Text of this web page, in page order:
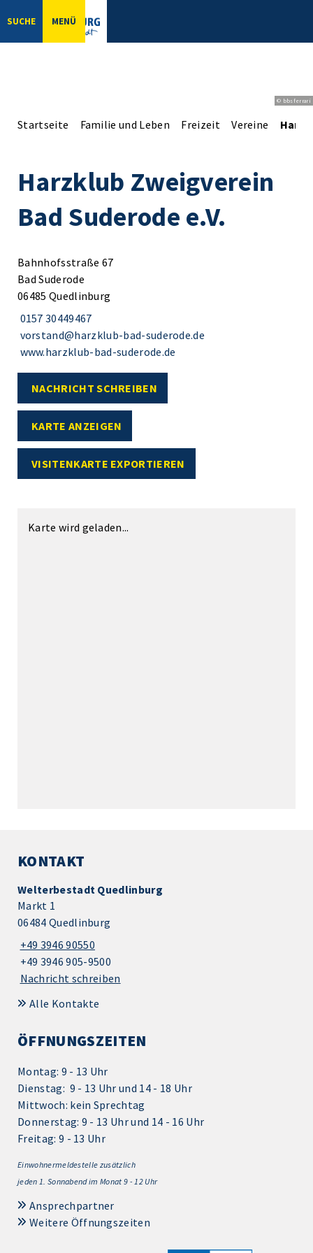
SUCHE MENÜ
© bbsferrari
Startseite Familie und Leben Freizeit Vereine
Harzklub Zweigverein
Bad Suderode e.V.
Bahnhofsstraße 67
Bad Suderode
06485 Quedlinburg
0157 30449467
vorstand@harzklub-bad-suderode.de
www.harzklub-bad-suderode.de
NACHRICHT SCHREIBEN
KARTE ANZEIGEN
VISITENKARTE EXPORTIEREN
Karte wird geladen...
KONTAKT
Welterbestadt Quedlinburg
Markt 1
06484 Quedlinburg
+49 3946 90550
+49 3946 905-9500
Nachricht schreiben
Alle Kontakte
ÖFFNUNGSZEITEN
Montag: 9 - 13 Uhr
Dienstag: 9 - 13 Uhr und 14 - 18 Uhr
Mittwoch: kein Sprechtag
Donnerstag: 9 - 13 Uhr und 14 - 16 Uhr
Freitag: 9 - 13 Uhr
Einwohnermeldestelle zusätzlich
jeden 1. Sonnabend im Monat 9 - 12 Uhr
Ansprechpartner
Weitere Öffnungszeiten